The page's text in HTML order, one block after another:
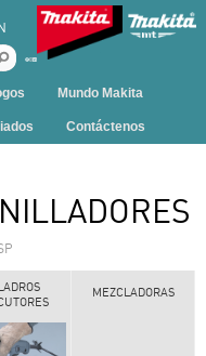
MEZCLADORAS
Mundo Makita
Contáctenos